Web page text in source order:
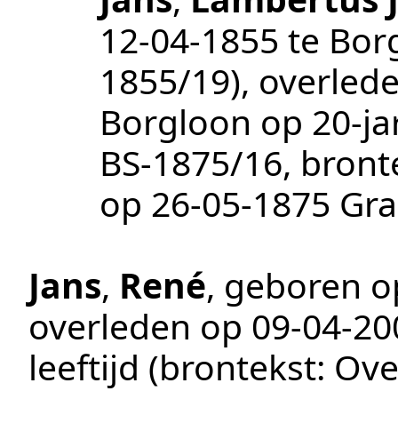
12‑04‑1855 te
1855/19),
Borgloon op 20-
BS-1875/16,
op 26‑05‑1875
Jans, René, geboren
overleden op
leeftijd (brontekst: